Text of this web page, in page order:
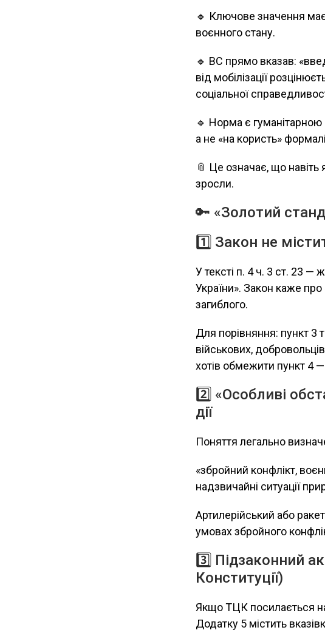
🔹 Ключове значення
воєнного стану.
🔹 ВС прямо вказав:
від мобілізації
соціальної
🔹 Норма є гуманітарною
а не «на користь»
📎 Це означає, що
зросли.
🔑 «Золотий
1️⃣ Закон не
У тексті п. 4 ч. 3 ст. 23 —
України». Закон каже
загиблого.
Для порівняння: пункт 3
військових,
хотів обмежити пункт 4
2️⃣ «Особливі
дії
Поняття легально
«збройний конфлікт,
надзвичайні ситуації
Артилерійський або
умовах збройного
3️⃣ Підзаконний
Конституції)
Якщо ТЦК посилається
Додатку 5 містить